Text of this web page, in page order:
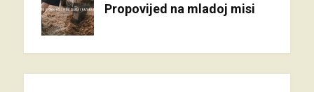
Propovijed na mladoj misi